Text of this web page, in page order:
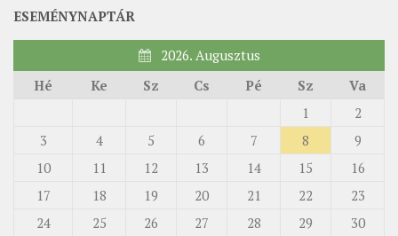
ESEMÉNYNAPTÁR
2026. Augusztus
Hé
Ke Sz Cs Pé Sz Va
1
2
3
4 5 6 7 8
9
10
11 12 13 14 15
16
17
18 19 20 21 22
23
24
25 26 27 28 29
30